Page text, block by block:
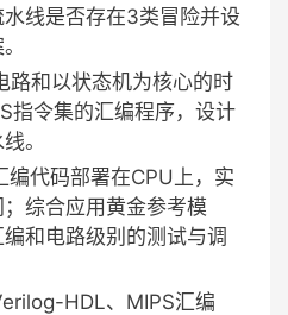
线是否存在3类冒险并设
和以状态机为核心的时
指令集的汇编程序，设计
。
代码部署在CPU上，实
综合应用黄金参考模
和电路级别的测试与调
HDL、MIPS汇编